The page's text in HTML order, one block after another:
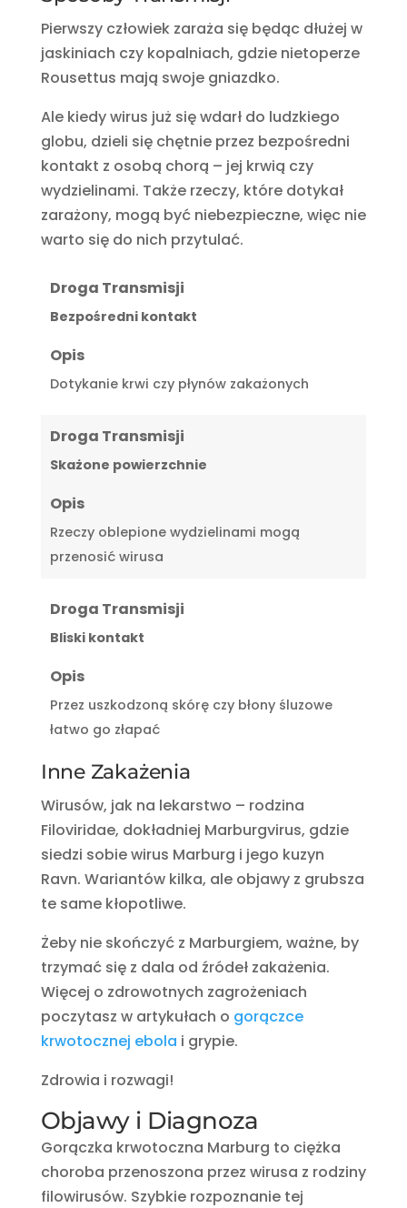
Pierwszy człowiek zaraża się będąc dłużej w
jaskiniach czy kopalniach, gdzie nietoperze
Rousettus mają swoje gniazdko.
Ale kiedy wirus już się wdarł do ludzkiego
globu, dzieli się chętnie przez bezpośredni
kontakt z osobą chorą – jej krwią czy
wydzielinami. Także rzeczy, które dotykał
zarażony, mogą być niebezpieczne, więc nie
warto się do nich przytulać.
Droga Transmisji
Bezpośredni kontakt
Opis
Dotykanie krwi czy płynów zakażonych
Droga Transmisji
Skażone powierzchnie
Opis
Rzeczy oblepione wydzielinami mogą
przenosić wirusa
Droga Transmisji
Bliski kontakt
Opis
Przez uszkodzoną skórę czy błony śluzowe
łatwo go złapać
Inne Zakażenia
Wirusów, jak na lekarstwo – rodzina
Filoviridae, dokładniej Marburgvirus, gdzie
siedzi sobie wirus Marburg i jego kuzyn
Ravn. Wariantów kilka, ale objawy z grubsza
te same kłopotliwe.
Żeby nie skończyć z Marburgiem, ważne, by
trzymać się z dala od źródeł zakażenia.
Więcej o zdrowotnych zagrożeniach
poczytasz w artykułach o gorączce
krwotocznej ebola i grypie.
Zdrowia i rozwagi!
Objawy i Diagnoza
Gorączka krwotoczna Marburg to ciężka
choroba przenoszona przez wirusa z rodziny
filowirusów. Szybkie rozpoznanie tej